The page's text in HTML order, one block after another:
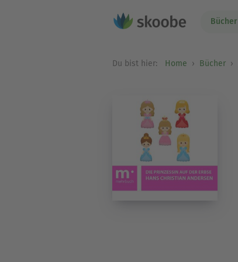
Bücher
Du bist hier: Home Bücher